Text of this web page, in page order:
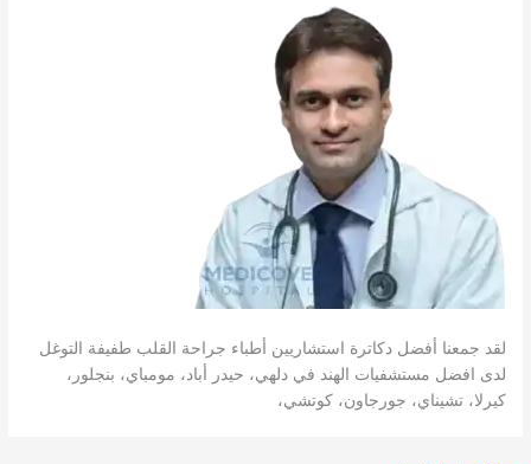
لقد جمعنا أفضل دكاترة استشاريين أطباء جراحة القلب طفيفة التوغل
لدى افضل مستشفيات الهند في دلهي، حيدر أباد، مومباي، بنجلور،
كيرلا، تشيناي، جورجاون، كوتشي،